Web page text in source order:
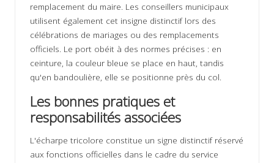
remplacement du maire. Les conseillers municipaux
utilisent également cet insigne distinctif lors des
célébrations de mariages ou des remplacements
officiels. Le port obéit à des normes précises : en
ceinture, la couleur bleue se place en haut, tandis
qu'en bandoulière, elle se positionne près du col.
Les bonnes pratiques et
responsabilités associées
L'écharpe tricolore constitue un signe distinctif réservé
aux fonctions officielles dans le cadre du service